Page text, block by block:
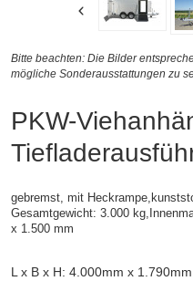
Bitte beachten: Die Bilder
mögliche Sonderausstattungen zu
PKW-
gebremst, mit Heckrampe,
Gesamtgewicht: 3.000 kg,
x 1.500 mm
L x B x H: 4.000mm x